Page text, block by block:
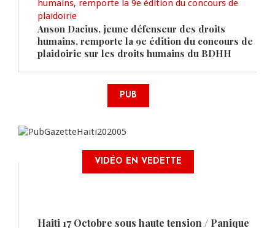
Anson Dacius, jeune défenseur des droits
humains, remporte la 9e édition du concours de
plaidoirie sur les droits humains du BDHH
PUB
VIDÉO EN VEDETTE
Haiti 17 Octobre sous haute tension / Panique